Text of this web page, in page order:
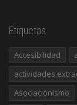
Etiquetas
Accesibilidad
actividades
Asociacionismo